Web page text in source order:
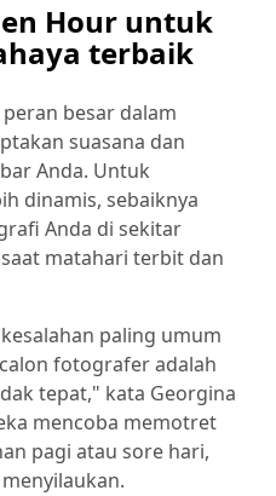
Hour untuk
terbaik
besar dalam
suasana dan
Anda. Untuk
dinamis, sebaiknya
Anda di sekitar
matahari terbit dan
paling umum
fotografer adalah
tepat," kata Georgina
mencoba memotret
pagi atau sore hari,